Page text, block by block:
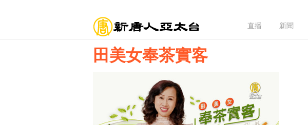
直播 新聞
田美女奉茶實客